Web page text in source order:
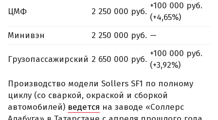
ЦМФ 2 250 000 руб.
+100 000 руб.
(+4,65%)
Минивэн
2 250 000 руб. —
Грузопассажирский 2 650 000 руб.
+100 000 руб.
(+3,92%)
Производство модели Sollers SF1 по полному
циклу (со сваркой, окраской и сборкой
автомобилей) ведется на заводе «Соллерс